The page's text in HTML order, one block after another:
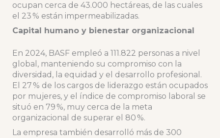
ocupan cerca de 43.000 hectáreas, de las cuales
el 23 % están impermeabilizadas.
Capital humano y bienestar organizacional
En 2024, BASF empleó a 111.822 personas a nivel
global, manteniendo su compromiso con la
diversidad, la equidad y el desarrollo profesional.
El 27 % de los cargos de liderazgo están ocupados
por mujeres, y el índice de compromiso laboral se
situó en 79 %, muy cerca de la meta
organizacional de superar el 80 %.
La empresa también desarrolló más de 300